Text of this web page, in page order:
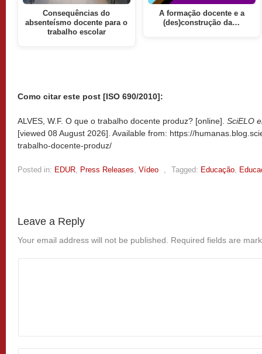
Consequências do
absenteísmo docente para o
trabalho escolar
A formação docente e a
(des)construção da…
Como citar este post [ISO 690/2010]:
ALVES, W.F. O que o trabalho docente produz? [online]. SciELO
[viewed 08 August 2026]. Available from: https://
trabalho-docente-produz/
Posted in: EDUR, Press Releases, Vídeo , Tagged: Educação,
Leave a Reply
Your email address will not be published. Required fields are